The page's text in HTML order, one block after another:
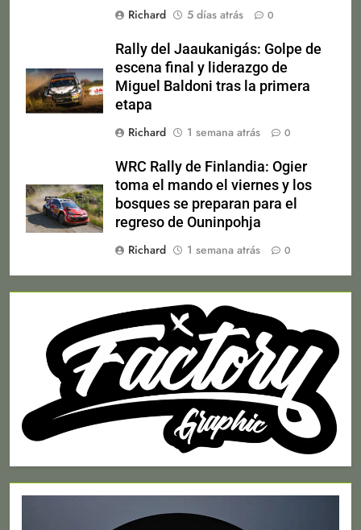
Richard
5 días atrás 0
Rally del Jaaukanigás: Golpe de
escena final y liderazgo de
Miguel Baldoni tras la primera
etapa
Richard
1 semana atrás 0
WRC Rally de Finlandia: Ogier
toma el mando el viernes y los
bosques se preparan para el
regreso de Ouninpohja
Richard
1 semana atrás 0